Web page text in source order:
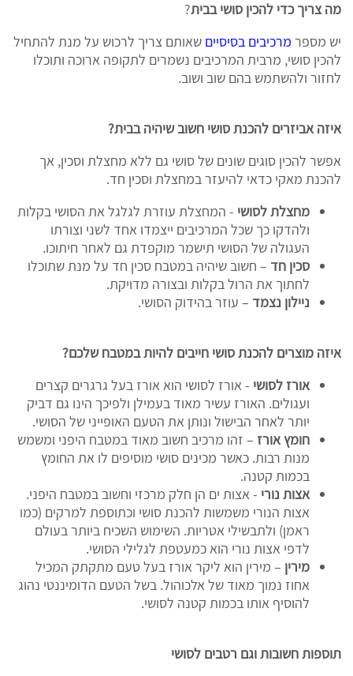
מה צריך כדי להכין סושי בבית?
יש מספר מרכיבים בסיסיים שאותם צריך לרכוש על מנת להתחיל
להכין סושי, מרבית המרכיבים נשמרים לתקופה ארוכה ותוכלו
לחזור ולהשתמש בהם שוב ושוב.
איזה אביזרים להכנת סושי חשוב שיהיה בבית?
אפשר להכין סוגים שונים של סושי גם ללא מחצלת וסכין, אך
להכנת מאקי כדאי להיעזר במחצלת וסכין חד.
מחצלת לסושי - המחצלת עוזרת לגלגל את הסושי בקלות
ולהדקו כך שכל המרכיבים ייצמדו אחד לשני וצורתו
העגולה של הסושי תישמר מוקפדת גם לאחר חיתוכו.
סכין חד – חשוב שיהיה במטבח סכין חד על מנת שתוכלו
לחתוך את הרול בקלות ובצורה מדויקת.
ניילון נצמד – עוזר בהידוק הסושי.
איזה מוצרים להכנת סושי חייבים להיות במטבח שלכם?
אורז לסושי - אורז לסושי הוא אורז בעל גרגרים קצרים
ועגולים. האורז עשיר מאוד בעמילן ולפיכך הינו גם דביק
יותר לאחר הבישול ונותן את הטעם האופייני של הסושי.
חומץ אורז – זהו מרכיב חשוב מאוד במטבח היפני ומשמש
מנות רבות. כאשר מכינים סושי מוסיפים לו את החומץ
בכמות קטנה.
אצות נורי - אצות ים הן חלק מרכזי וחשוב במטבח היפני.
אצות הנורי משמשות להכנת סושי וכתוספת למרקים (כמו
ראמן) ולתבשילי אטריות. השימוש השכיח ביותר בעולם
לדפי אצות נורי הוא כמעטפת לגלילי הסושי.
מירין – מירין הוא ליקר אורז בעל טעם מתקתק המכיל
אחוז נמוך מאוד של אלכוהול. בשל הטעם הדומיננטי נהוג
להוסיף אותו בכמות קטנה לסושי.
תוספות חשובות וגם רטבים לסושי